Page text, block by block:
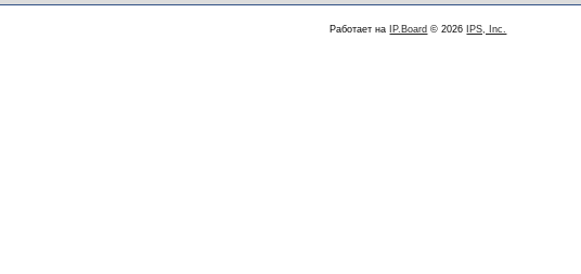
Работает на IP.Board © 2026 IPS, Inc.